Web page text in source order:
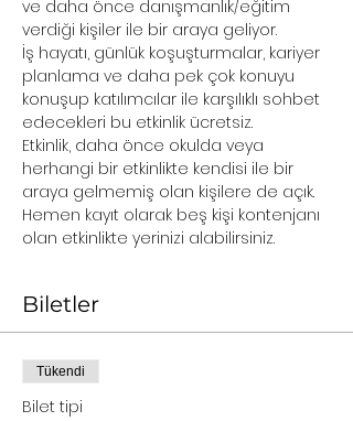
ve daha önce danışmanlık/eğitim
verdiği kişiler ile bir araya geliyor.
İş hayatı, günlük koşuşturmalar, kariyer
planlama ve daha pek çok konuyu
konuşup katılımcılar ile karşılıklı sohbet
edecekleri bu etkinlik ücretsiz.
Etkinlik, daha önce okulda veya
herhangi bir etkinlikte kendisi ile bir
araya gelmemiş olan kişilere de açık.
Hemen kayıt olarak beş kişi kontenjanı
olan etkinlikte yerinizi alabilirsiniz.
Biletler
Tükendi
Bilet tipi